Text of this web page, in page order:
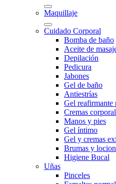
Maquillaje
Cuidado Corporal
Bomba de baño
Aceite de
Depilación
Pedicura
Jabones
Gel de baño
Antiestrías
Gel reafirmante
Cremas
Manos y pies
Gel íntimo
Gel y cremas
Brumas y
Higiene Bucal
Uñas
Pinceles